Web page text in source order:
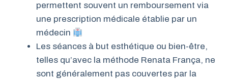
permettent souvent un remboursement via
une prescription médicale établie par un
médecin
Les séances à but esthétique ou bien-être,
telles qu’avec la méthode Renata França, ne
sont généralement pas couvertes par la